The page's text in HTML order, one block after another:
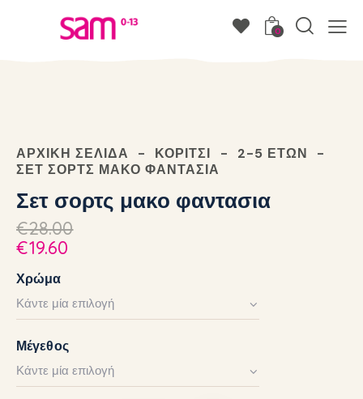
0
ΑΡΧΙΚΉ ΣΕΛΊΔΑ ΚΟΡΊΤΣΙ
2-5 ΕΤΏΝ
ΣΕΤ ΣΟΡΤΣ ΜΑΚΟ ΦΑΝΤΑΣΙΑ
Σετ σορτς μακο φαντασια
€28.00
€19.60
Χρώμα
Μέγεθος